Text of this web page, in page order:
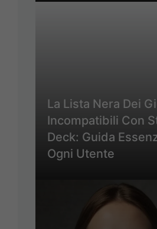
La Lista Nera Dei
Incompatibili Con
Deck: Guida
Ogni Utente